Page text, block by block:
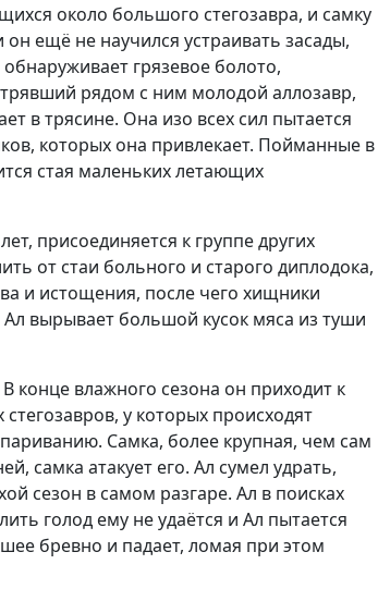
около большого стегозавра, и самку
ещё не научился устраивать засады,
грязевое болото,
рядом с ним молодой аллозавр,
в трясине. Она изо всех сил пытается
которых она привлекает. Пойманные в
стая маленьких летающих
присоединяется к группе других
от стаи больного и старого диплодока,
и истощения, после чего хищники
вырывает большой кусок мяса из туши
конце влажного сезона он приходит к
у которых происходят
Самка, более крупная, чем сам
самка атакует его. Ал сумел удрать,
сезон в самом разгаре. Ал в поисках
голод ему не удаётся и Ал пытается
бревно и падает, ломая при этом